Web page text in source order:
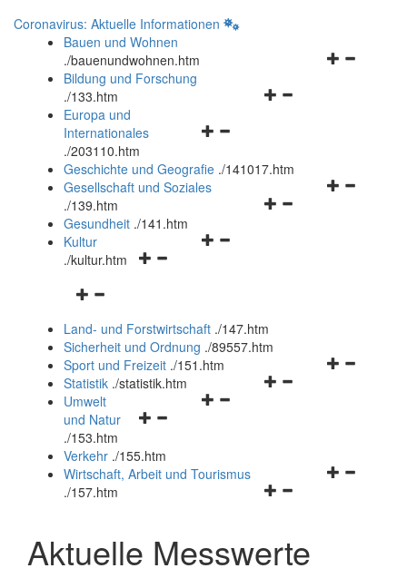
Coronavirus: Aktuelle Informationen
Bauen und Wohnen
./bauenundwohnen.htm
Navigationsmenü
Bildung und Forschung
./133.htm
Navigationsmenü
und
schließen
Europa und
Internationales
./203110.htm
Geschichte und Geografie ./141017.htm
Navigationsmenü
Gesellschaft und Soziales
./139.htm
Navigationsmenü
Gesundheit ./141.htm
Navigationsmenü
Kultur
./kultur.htm
Navigationsmenü
und
schließen
Land- und Forstwirtschaft ./147.htm
Sicherheit und Ordnung ./89557.htm
Navigationsmenü
Sport und Freizeit ./151.htm
Navigationsmenü
Statistik ./statistik.htm
Navigationsmenü
und
schließen
Umwelt
und Natur
./153.htm
Verkehr ./155.htm
Navigationsmenü
schließen
Wirtschaft, Arbeit und Tourismus
./157.htm
Aktuelle Messwerte